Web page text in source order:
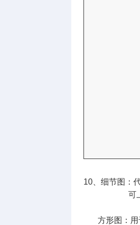
10、细节图：
可上传宽高
方形图：用